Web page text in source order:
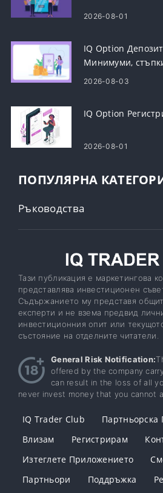
2026-08-01
IQ Option
Минимуми,
2026-08-03
IQ Option
2026-08-01
ПОПУЛЯРНА
Ръководства
Тази публикация е маркетингова
представлява инвестиционен
Съдържанието му представя
експерти и не взема предвид
инвестиционния опит или
състояние на отделните читатели.
General Risk Notification:
offered by the company
can result in the loss of all
never invest money that you cannot
IQ Trader Club
Партньорска
Влизам
Регистрирам
Изтеглете Приложението
Партньори
Поддръжка